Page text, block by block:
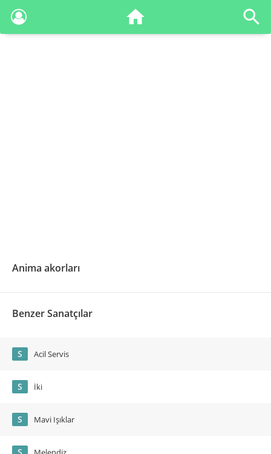
Anima akorları
Benzer Sanatçılar
S Acil Servis
S İki
S Mavi Işıklar